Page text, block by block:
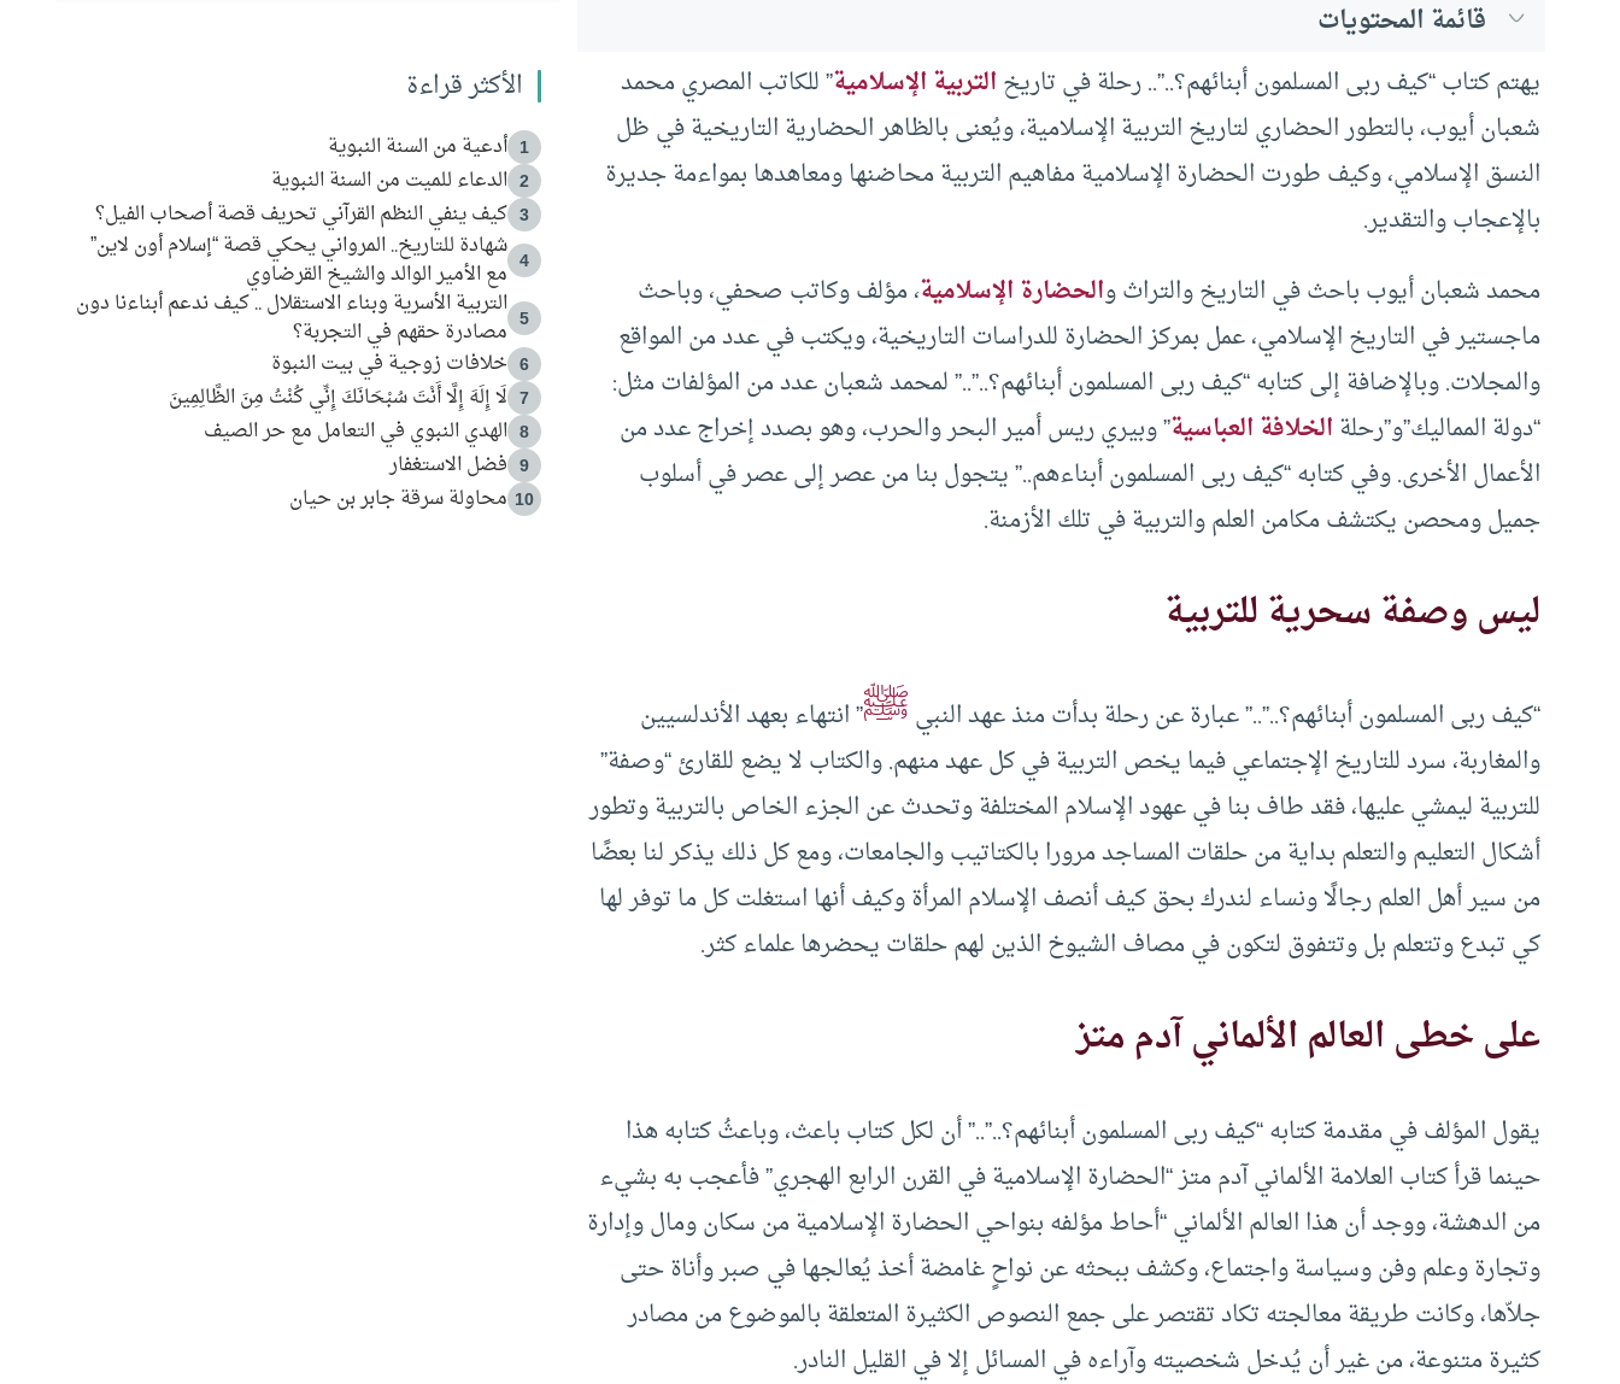
قائمة المحتويات
يهتم كتاب “كيف ربى المسلمون أبنائهم؟..”.. رحلة في تاريخالتربية الإسلامية” للكاتب المصري محمد
شعبان أيوب، بالتطور الحضاري لتاريخ التربية الإسلامية، ويُعنى بالظاهر الحضارية التاريخية في ظل
النسق الإسلامي، وكيف طورت الحضارة الإسلامية مفاهيم التربية محاضنها ومعاهدها بمواءمة جديرة
بالإعجاب والتقدير.
محمد شعبان أيوب باحث في التاريخ والتراث والحضارة الإسلامية، مؤلف وكاتب صحفي، وباحث
ماجستير في التاريخ الإسلامي، عمل بمركز الحضارة للدراسات التاريخية، ويكتب في عدد من المواقع
والمجلات. وبالإضافة إلى كتابه “كيف ربى المسلمون أبنائهم؟..”..” لمحمد شعبان عدد من المؤلفات مثل:
“دولة المماليك”و”رحلةالخلافة العباسية” وبيري ريس أمير البحر والحرب، وهو بصدد إخراج عدد من
الأعمال الأخرى. وفي كتابه “كيف ربى المسلمون أبناءهم..” يتجول بنا من عصر إلى عصر في أسلوب
جميل ومحصن يكتشف مكامن العلم والتربية في تلك الأزمنة.
ليس وصفة سحرية للتربية
“كيف ربى المسلمون أبنائهم؟..”..” عبارة عن رحلة بدأت منذ عهد النبيﷺ” انتهاء بعهد الأندلسيين
والمغاربة، سرد للتاريخ الإجتماعي فيما يخص التربية في كل عهد منهم. والكتاب لا يضع للقارئ “وصفة”
للتربية ليمشي عليها، فقد طاف بنا في عهود الإسلام المختلفة وتحدث عن الجزء الخاص بالتربية وتطور
أشكال التعليم والتعلم بداية من حلقات المساجد مرورا بالكتاتيب والجامعات، ومع كل ذلك يذكر لنا بعضًا
من سير أهل العلم رجالًا ونساء لندرك بحق كيف أنصف الإسلام المرأة وكيف أنها استغلت كل ما توفر لها
كي تبدع وتتعلم بل وتتفوق لتكون في مصاف الشيوخ الذين لهم حلقات يحضرها علماء كثر.
على خطى العالم الألماني آدم متز
يقول المؤلف في مقدمة كتابه “كيف ربى المسلمون أبنائهم؟..”..” أن لكل كتاب باعث، وباعثُ كتابه هذا
حينما قرأ كتاب العلامة الألماني آدم متز “الحضارة الإسلامية في القرن الرابع الهجري” فأعجب به بشيء
من الدهشة، ووجد أن هذا العالم الألماني “أحاط مؤلفه بنواحي الحضارة الإسلامية من سكان ومال وإدارة
وتجارة وعلم وفن وسياسة واجتماع، وكشف ببحثه عن نواحٍ غامضة أخذ يُعالجها في صبر وأناة حتى
جلاّها، وكانت طريقة معالجته تكاد تقتصر على جمع النصوص الكثيرة المتعلقة بالموضوع من مصادر
كثيرة متنوعة، من غير أن يُدخل شخصيته وآراءه في المسائل إلا في القليل النادر.
الأكثر قراءة
1 أدعية من السنة النبوية
2 الدعاء للميت من السنة النبوية
3 كيف ينفي النظم القرآني تحريف قصة أصحاب الفيل؟
4
شهادة للتاريخ.. المرواني يحكي قصة “إسلام أون لاين”
مع الأمير الوالد والشيخ القرضاوي
5
التربية الأسرية وبناء الاستقلال .. كيف ندعم أبناءنا دون
مصادرة حقهم في التجربة؟
6 خلافات زوجية في بيت النبوة
7 لَا إِلَهَ إِلَّا أَنْتَ سُبْحَانَكَ إِنِّي كُنْتُ مِنَ الظَّالِمِينَ
8 الهدي النبوي في التعامل مع حر الصيف
9 فضل الاستغفار
10 محاولة سرقة جابر بن حيان